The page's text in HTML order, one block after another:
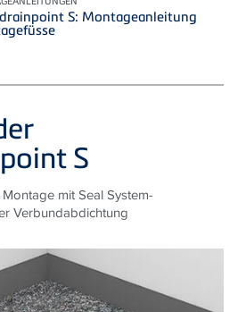
S: Montageanleitung
S
mit Seal System-
Verbundabdichtung